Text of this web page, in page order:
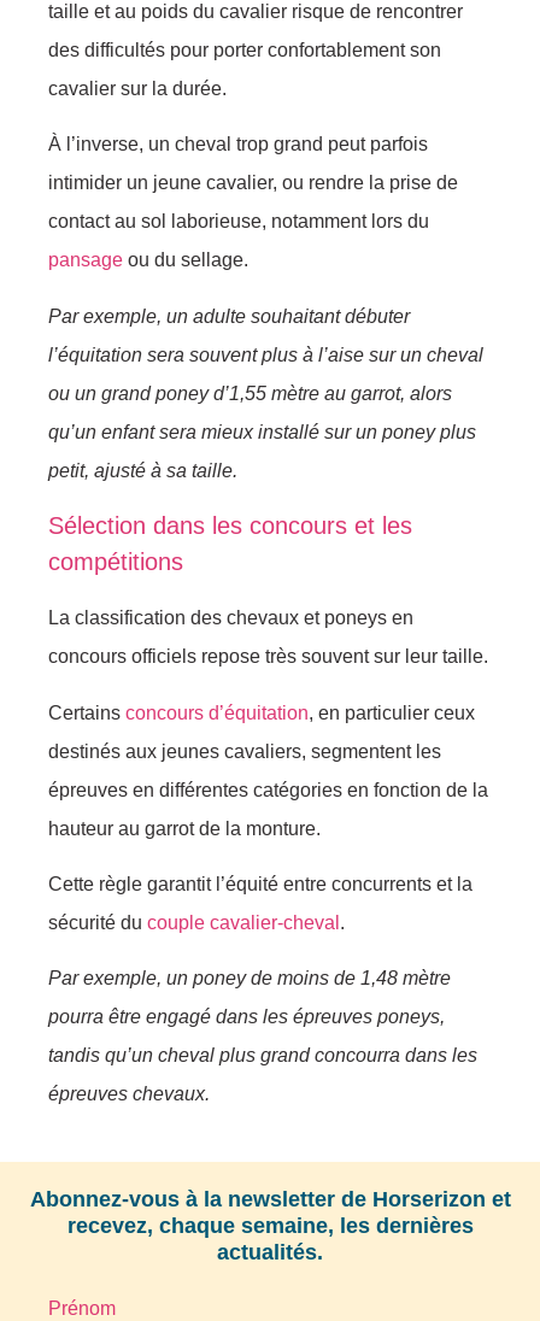
taille et au poids du cavalier risque de rencontrer
des difficultés pour porter confortablement son
cavalier sur la durée.
À l’inverse, un cheval trop grand peut parfois
intimider un jeune cavalier, ou rendre la prise de
contact au sol laborieuse, notamment lors du
pansage ou du sellage.
Par exemple, un adulte souhaitant débuter
l’équitation sera souvent plus à l’aise sur un cheval
ou un grand poney d’1,55 mètre au garrot, alors
qu’un enfant sera mieux installé sur un poney plus
petit, ajusté à sa taille.
Sélection dans les concours et les
compétitions
La classification des chevaux et poneys en
concours officiels repose très souvent sur leur taille.
Certains concours d’équitation, en particulier ceux
destinés aux jeunes cavaliers, segmentent les
épreuves en différentes catégories en fonction de la
hauteur au garrot de la monture.
Cette règle garantit l’équité entre concurrents et la
sécurité du couple cavalier-cheval .
Par exemple, un poney de moins de 1,48 mètre
pourra être engagé dans les épreuves poneys,
tandis qu’un cheval plus grand concourra dans les
épreuves chevaux.
Abonnez-vous à la newsletter de Horserizon et
recevez, chaque semaine, les dernières
actualités.
Prénom